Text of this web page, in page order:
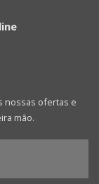
nossas ofertas e
mão.